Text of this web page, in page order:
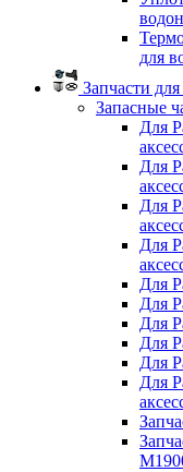
для
Запчасти
Запасные
Для
Для
Для
Для
Для
Для
Для
Для
Для
Для